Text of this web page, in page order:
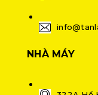
NHÀ MÁY